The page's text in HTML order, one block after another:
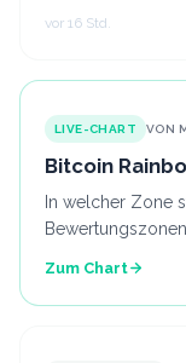
kostenlose Fork-
vor 16 Std.
LIVE-CHART VON
Bitcoin
In welcher Zone
Zum Chart